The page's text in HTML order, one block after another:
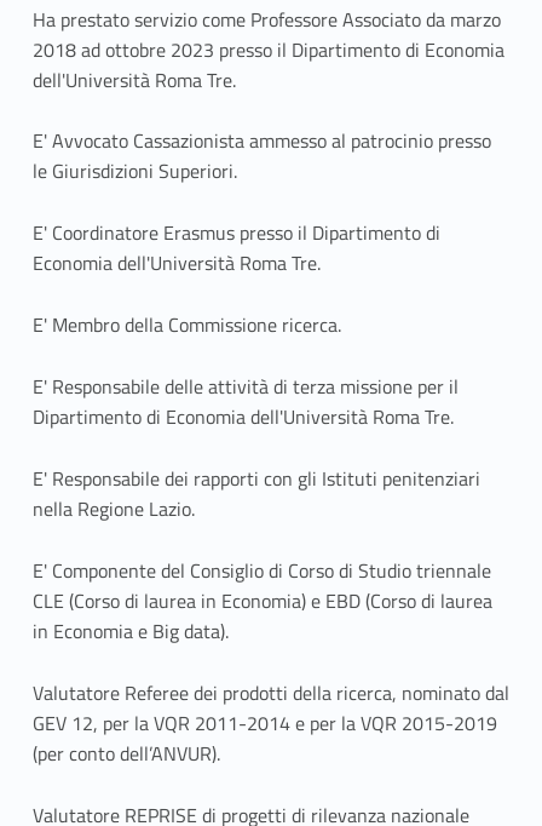
Ha prestato servizio come Professore Associato da marzo
2018 ad ottobre 2023 presso il Dipartimento di Economia
dell'Università Roma Tre.
E' Avvocato Cassazionista ammesso al patrocinio presso
le Giurisdizioni Superiori.
E' Coordinatore Erasmus presso il Dipartimento di
Economia dell'Università Roma Tre.
E' Membro della Commissione ricerca.
E' Responsabile delle attività di terza missione per il
Dipartimento di Economia dell'Università Roma Tre.
E' Responsabile dei rapporti con gli Istituti penitenziari
nella Regione Lazio.
E' Componente del Consiglio di Corso di Studio triennale
CLE (Corso di laurea in Economia) e EBD (Corso di laurea
in Economia e Big data).
Valutatore Referee dei prodotti della ricerca, nominato dal
GEV 12, per la VQR 2011-2014 e per la VQR 2015-2019
(per conto dell’ANVUR).
Valutatore REPRISE di progetti di rilevanza nazionale